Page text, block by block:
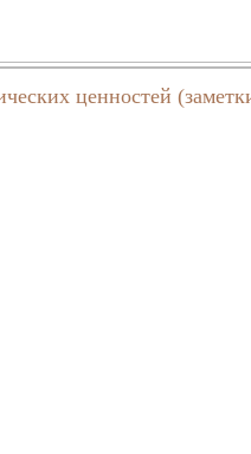
ценностей